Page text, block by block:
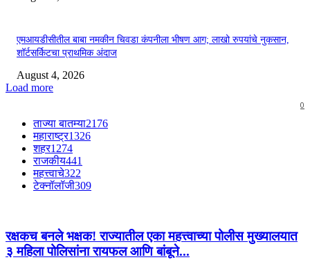
एमआयडीसीतील बाबा नमकीन चिवडा कंपनीला भीषण आग; लाखो रुपयांचे नुकसान,
शॉर्टसर्किटचा प्राथमिक अंदाज
August 4, 2026
Load more
0
ताज्या बातम्या2176
महाराष्ट्र1326
शहर1274
राजकीय441
महत्त्वाचे322
टेक्नॉलॉजी309
रक्षकच बनले भक्षक! राज्यातील एका महत्त्वाच्या पोलीस मुख्यालयात
३ महिला पोलिसांना रायफल आणि बांबूने...